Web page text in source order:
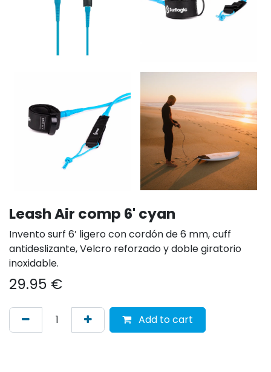
Leash Air comp 6' cyan
Invento surf 6’ ligero con cordón de 6 mm, cuff
antideslizante, Velcro reforzado y doble giratorio
inoxidable.
29.95 €
Add to cart